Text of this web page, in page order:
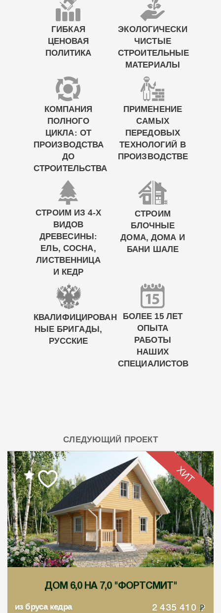
ГИБКАЯ
ЦЕНОВАЯ
ПОЛИТИКА
ЭКОЛОГИЧЕСКИ
ЧИСТЫЕ
СТРОИТЕЛЬНЫЕ
МАТЕРИАЛЫ
КОМПАНИЯ
ПОЛНОГО
ЦИКЛА: ОТ
ПРОИЗВОДСТВА
ДО
СТРОИТЕЛЬСТВА
ПРИМЕНЕНИЕ
САМЫХ
ПЕРЕДОВЫХ
ТЕХНОЛОГИЙ В
ПРОИЗВОДСТВЕ
СТРОИМ ИЗ 4-Х
ВИДОВ
ДРЕВЕСИНЫ:
ЕЛЬ, СОСНА,
ЛИСТВЕННИЦА
И КЕДР
СТРОИМ
БЛОЧНЫЕ
ДОМА, ДОМА И
БАНИ ШАЛЕ
КВАЛИФИЦИРОВАН
НЫЕ БРИГАДЫ,
РУССКИЕ
БОЛЕЕ 15 ЛЕТ
ОПЫТА
РАБОТЫ
НАШИХ
СПЕЦИАЛИСТОВ
СЛЕДУЮЩИЙ ПРОЕКТ
ХИТ
ДОМ 6,0 НА 7,0 "ФОРТСМИТ"
из бруса кедра 2 435 410